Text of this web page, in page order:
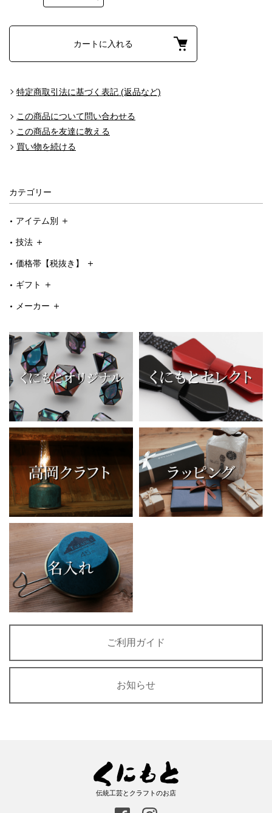
カートに入れる
特定商取引法に基づく表記 (返品など)
この商品について問い合わせる
この商品を友達に教える
買い物を続ける
カテゴリー
アイテム別
技法
価格帯【税抜き】
ギフト
メーカー
ご利用ガイド
お知らせ
伝統工芸とクラフトのお店